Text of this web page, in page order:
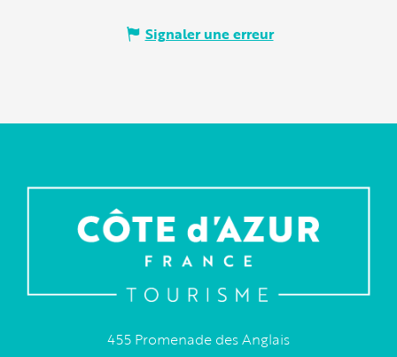
Signaler une erreur
455 Promenade des Anglais